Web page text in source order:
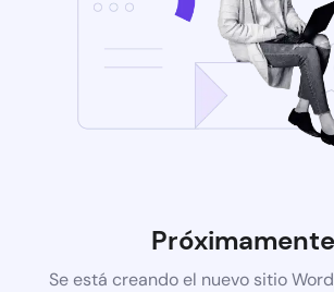
Próximamente
Se está creando el nuevo sitio